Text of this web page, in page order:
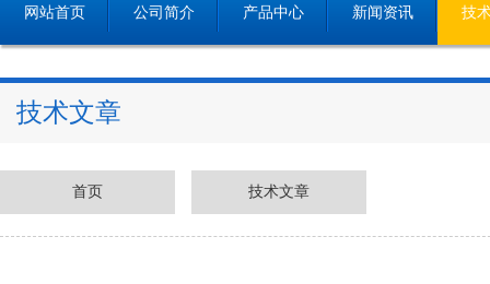
网站首页 公司简介 产品中心 新闻资讯 技
技术文章
首页 技术文章